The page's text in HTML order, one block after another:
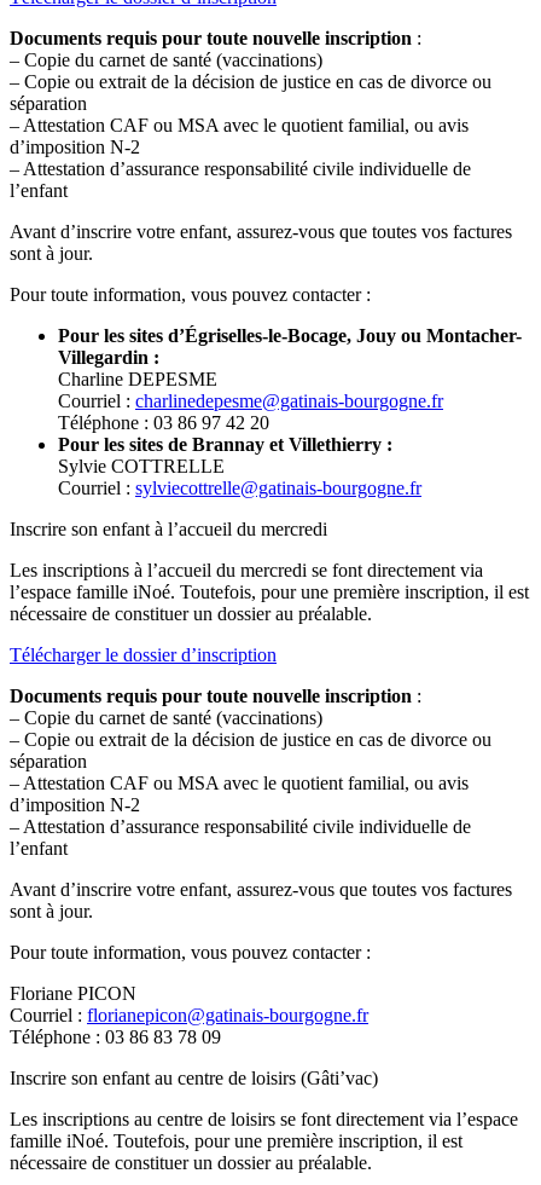
Documents requis pour toute nouvelle inscription :
– Copie du carnet de santé (vaccinations)
– Copie ou extrait de la décision de justice en cas de divorce ou
séparation
– Attestation CAF ou MSA avec le quotient familial, ou avis
d’imposition N-2
– Attestation d’assurance responsabilité civile individuelle de
l’enfant
Avant d’inscrire votre enfant, assurez-vous que toutes vos factures
sont à jour.
Pour toute information, vous pouvez contacter :
Pour les sites d’Égriselles-le-Bocage, Jouy ou Montacher-
Villegardin :
Charline DEPESME
Courriel : charlinedepesme@gatinais-bourgogne.fr
Téléphone : 03 86 97 42 20
Pour les sites de Brannay et Villethierry :
Sylvie COTTRELLE
Courriel : sylviecottrelle@gatinais-bourgogne.fr
Inscrire son enfant à l’accueil du mercredi
Les inscriptions à l’accueil du mercredi se font directement via
l’espace famille iNoé. Toutefois, pour une première inscription, il est
nécessaire de constituer un dossier au préalable.
Télécharger le dossier d’inscription
Documents requis pour toute nouvelle inscription :
– Copie du carnet de santé (vaccinations)
– Copie ou extrait de la décision de justice en cas de divorce ou
séparation
– Attestation CAF ou MSA avec le quotient familial, ou avis
d’imposition N-2
– Attestation d’assurance responsabilité civile individuelle de
l’enfant
Avant d’inscrire votre enfant, assurez-vous que toutes vos factures
sont à jour.
Pour toute information, vous pouvez contacter :
Floriane PICON
Courriel : florianepicon@gatinais-bourgogne.fr
Téléphone : 03 86 83 78 09
Inscrire son enfant au centre de loisirs (Gâti’vac)
Les inscriptions au centre de loisirs se font directement via l’espace
famille iNoé. Toutefois, pour une première inscription, il est
nécessaire de constituer un dossier au préalable.